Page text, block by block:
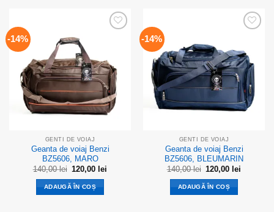
-14%
GENTI DE VOIAJ
Geanta de voiaj Benzi
BZ5606, MARO
140,00lei Prețul
a
fost:
120,00 lei
ADAUGĂ ÎN COȘ
-14%
GENTI DE VOIAJ
Geanta de voiaj Benzi
BZ5606, BLEUMARIN
140,00lei Prețul
a
fost:
120,00 lei
ADAUGĂ ÎN COȘ